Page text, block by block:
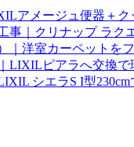
アメージュ便器＋
事｜クリナップ ラ
｜洋室カーペットを
LIXILピアラへ交換
シエラS I型